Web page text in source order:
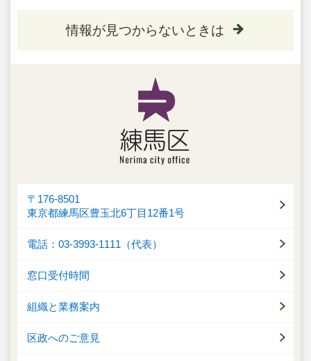
情報が見つからないときは
〒176-8501
東京都練馬区豊玉北6丁目12番1号
電話：03-3993-1111（代表）
窓口受付時間
組織と業務案内
区政へのご意見